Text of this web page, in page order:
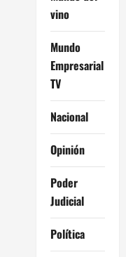
vino
Mundo
Empresarial
TV
Nacional
Opinión
Poder
Judicial
Política